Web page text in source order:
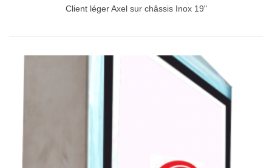
Client léger Axel sur châssis Inox 19"